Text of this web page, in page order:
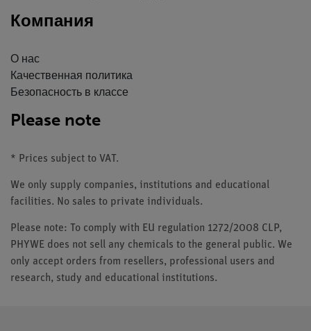
Компания
О нас
Качественная политика
Безопасность в классе
Please note
* Prices subject to VAT.
We only supply companies, institutions and educational
facilities. No sales to private individuals.
Please note: To comply with EU regulation 1272/2008 CLP,
PHYWE does not sell any chemicals to the general public. We
only accept orders from resellers, professional users and
research, study and educational institutions.